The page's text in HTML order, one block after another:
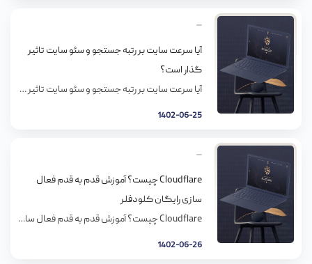
آیا سرعت سایت بر رتبه جستجو و سئو سایت تاثیر
گذار است؟
آیا سرعت سایت بر رتبه جستجو و سئو سایت تاثیر گذار است؟ اگر کار با سایت رو تازه شروع کردید و هنوز به ترافیک مورد نظر نرسیدید، شاید به اینم فکر کرده باشید که آیا سرعت سایت هم میتونه رو رتبه اثر بذاره؟ موتورهای جستجویی مثل گوگل و بینگ یه فهرست دارن که موقع ساماندهی […]
1402-06-25
Cloudflare چیست؟ آموزش قدم به قدم فعال
سازی رایگان کلودفلر
Cloudflare چیست؟ آموزش قدم به قدم فعال سازی رایگان کلودفلر احتمالا شما هم تا به الان با اسم CDN برخورد کردید و می‌دانید که می‌تواند چه فایده‌ای در بهینه سازی سرعت سایت داشته باشد. کلودفلر یکی از بزرگترین شبکه‌های CDN رایگان است که با ویژگی‌های فوق العاده‌ای که دارد، توانسته بیش از ۸ میلیون کاربر […]
1402-06-26